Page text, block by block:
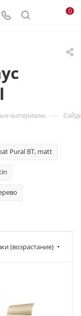
0
материалы —
Pural BT, matt
(возрастание)